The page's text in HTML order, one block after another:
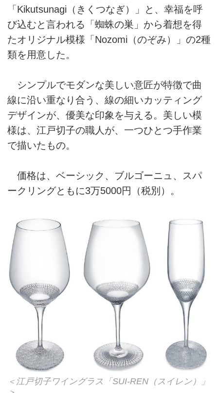
「Kikutsunagi（きくつなぎ）」と、幸福を呼
び込むと言われる「蜘蛛の巣」から着想を得
たオリジナル模様「Nozomi（のぞみ）」の2種
類を用意した。
シンプルでモダンな美しい意匠が特徴で曲
線に沿い重なり合う、線の細いカッティング
デザインが、優美な印象を与える。美しい模
様は、江戸切子の職人が、一つひとつ手作業
で描いたもの。
価格は、ベーシック、ブルゴーニュ、スパ
ークリングともに3万5000円（税別）。
＜江戸切子ワイングラス「SUI-REN（スイレン）」